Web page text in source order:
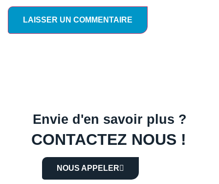
Envie d'en savoir plus ?
CONTACTEZ NOUS !
NOUS APPELER